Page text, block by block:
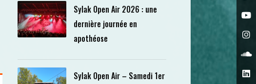
Sylak Open Air 2026 : une
dernière journée en
apothéose
Sylak Open Air – Samedi 1er